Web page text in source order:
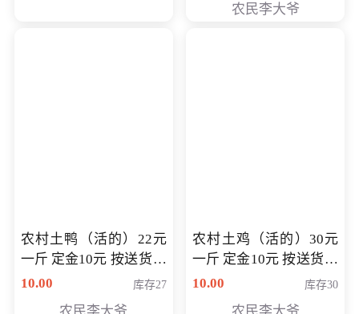
农民李大爷
农村土鸭（活的）22元
一斤 定金10元 按送货交
付时秤重计算货款 定金
10.00 库存27
农村土鸡（活的）30元
一斤 定金10元 按送货交
付时秤重计算货款 定金
10.00 库存30